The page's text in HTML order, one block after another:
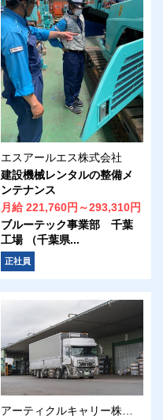
エスアールエス株式会社
建設機械レンタルの整備メ
ンテナンス
月給 221,760円～293,310円
ブルーテック事業部 千葉
工場 （千葉県...
正社員